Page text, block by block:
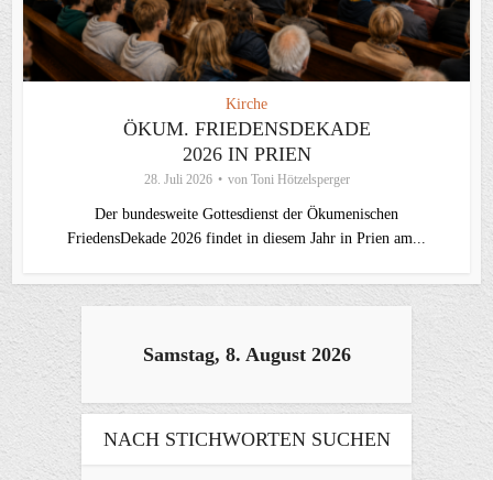
Kirche
ÖKUM. FRIEDENSDEKADE
2026 IN PRIEN
28. Juli 2026 von Toni Hötzelsperger
Der bundesweite Gottesdienst der Ökumenischen
FriedensDekade 2026 findet in diesem Jahr in Prien am...
Samstag, 8. August 2026
NACH STICHWORTEN SUCHEN